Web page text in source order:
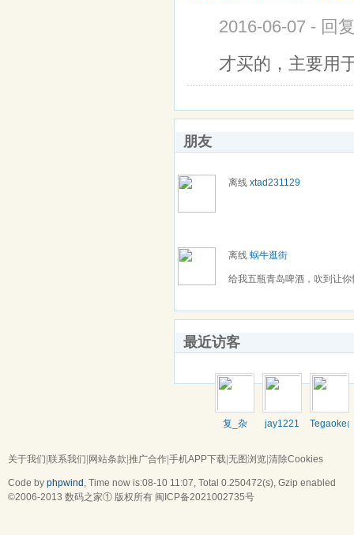
2016-06-07 - 回
才买的，主要用
朋友
离线 xtad231129
离线 蜗牛逛街
给我五瓶青岛啤酒，吹到让
最近访客
复_杂 jay1221
关于我们|联系我们|网站条款|推广合作|手机APP下载|无图浏览|清除Cookies
Code by phpwind , Time now is:08-10 11:07, Total 0.250472(s) , Gzip enabled
©2006-2013 数码之家① 版权所有 闽ICP备2021002735号